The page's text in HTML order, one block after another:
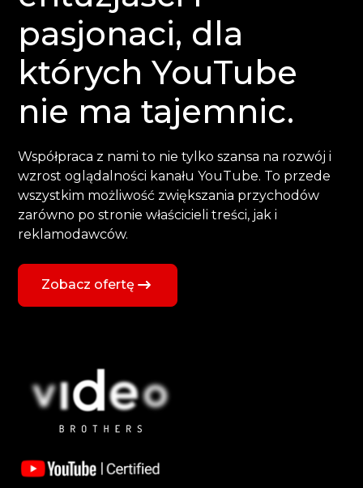
pasjonaci, dla
których YouTube
nie ma tajemnic.
Współpraca z nami to nie tylko szansa na rozwój i
wzrost oglądalności kanału YouTube. To przede
wszystkim możliwość zwiększania przychodów
zarówno po stronie właścicieli treści, jak i
reklamodawców.
Zobacz ofertę